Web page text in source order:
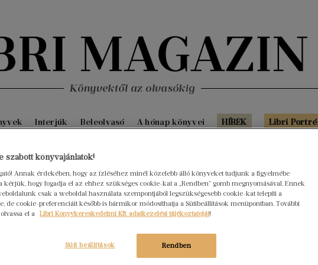
Könyvektől az olvasókig
Interjúk Beleolvasó A hónap könyvei HÍREK Libri Portré
itt Karinthy Frigyes költő!
11. Nincs hozzászólás
szaval és dalol, Kosztolányi Dezső kis filmetűdszerű
dolgozni háza udvarán: milyen és mennyi hang- és
fenn a két múlt századi zsenitől-zseniről?
szabott könyvajánlatok!
Annak érdekében, hogy az ízléséhez minél közelebb álló könyveket tudjunk a figyelmébe
kérjük, hogy fogadja el az ehhez szükséges cookie-kat a „Rendben” gomb megnyomásával. Ennek
csak a weboldal használata szempontjából legszükségesebb cookie-kat telepíti a
de cookie-preferenciáit később is bármikor módosíthatja a Sütibeállítások menüpontban. További
el a Libri Könyvkereskedelmi Kft. adatkezelési tájékoztatóját!
Rendben
Süti beállítások